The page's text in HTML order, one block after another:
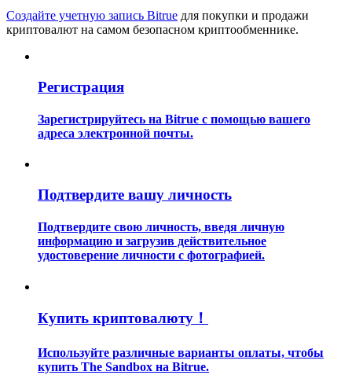
Узнайте, как оставаться прибыльным
Создайте учетную запись Bitrue для покупки и продажи
криптовалют на самом безопасном криптообменнике.
Регистрация
Зарегистрируйтесь на Bitrue с помощью вашего
адреса электронной почты.
Подтвердите вашу личность
Подтвердите свою личность, введя личную
информацию и загрузив действительное
удостоверение личности с фотографией.
Купить криптовалюту！
Используйте различные варианты оплаты, чтобы
купить The Sandbox на Bitrue.